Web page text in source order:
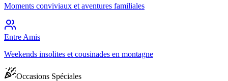
Moments conviviaux et aventures familiales
Entre Amis
Weekends insolites et cousinades en montagne
Occasions Spéciales